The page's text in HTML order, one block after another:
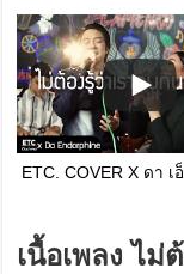
เนื้อเพลง ไม่